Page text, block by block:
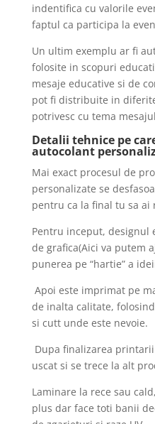
indentifica cu valorile
faptul ca participa la
Un ultim exemplu ar fi
folosite in scopuri
mesaje educative si de
pot fi distribuite in
potrivesc cu tema
Detalii tehnice pe
autocolant
Mai exact procesul de
personalizate se
pentru ca la final tu sa
Pentru inceput, designul
de grafica(Aici va putem
punerea pe “hartie” a
Apoi este imprimat pe
de inalta calitate,
si cutt unde este nevoie.
Dupa finalizarea
uscat si se trece la alt
Laminare la rece sau
plus dar face toti banii